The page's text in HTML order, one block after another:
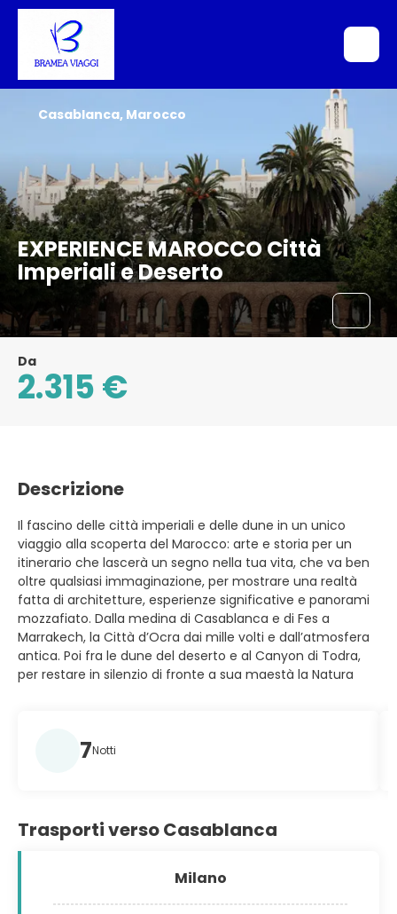
EXPERIENCE MAROCCO Città
Imperiali e Deserto
Casablanca, Marocco
Da
2.315 €
Descrizione
Il fascino delle città imperiali e delle dune in un unico
viaggio alla scoperta del Marocco: arte e storia per un
itinerario che lascerà un segno nella tua vita, che va ben
oltre qualsiasi immaginazione, per mostrare una realtà
fatta di architetture, esperienze significative e panorami
mozzafiato. Dalla medina di Casablanca e di Fes a
Marrakech, la Città d’Ocra dai mille volti e dall’atmosfera
antica. Poi fra le dune del deserto e al Canyon di Todra,
per restare in silenzio di fronte a sua maestà la Natura
7Notti
Trasporti verso Casablanca
Milano